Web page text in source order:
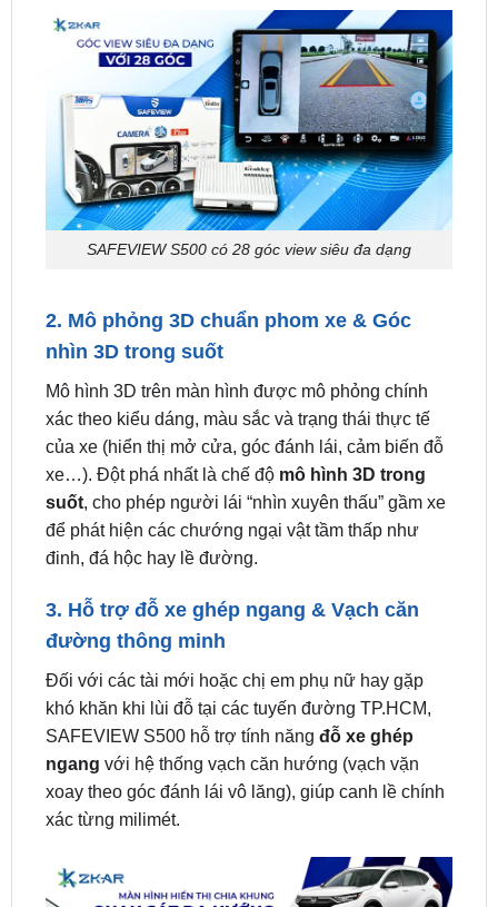
SAFEVIEW S500 có 28 góc view siêu đa dạng
2. Mô phỏng 3D chuẩn phom xe & Góc
Mô hình 3D trên màn hình được mô phỏng chính
xác theo kiểu dáng, màu sắc và trạng thái thực tế
của xe (hiển thị mở cửa, góc đánh lái, cảm biến đỗ
xe…). Đột phá nhất là chế độmô hình 3D trong
suốt, cho phép người lái “nhìn xuyên thấu” gầm xe
để phát hiện các chướng ngại vật tầm thấp như
đinh, đá hộc hay lề đường.
3. Hỗ trợ đỗ xe ghép ngang & Vạch căn
Đối với các tài mới hoặc chị em phụ nữ hay gặp
khó khăn khi lùi đỗ tại các tuyến đường TP.HCM,
SAFEVIEW S500 hỗ trợ tính năngđỗ xe ghép
ngangvới hệ thống vạch căn hướng (vạch vặn
xoay theo góc đánh lái vô lăng), giúp canh lề chính
xác từng milimét.